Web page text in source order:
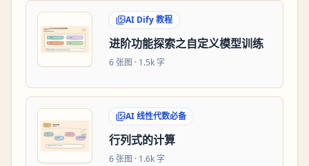
AI Dify 教程
进阶功能探索之自定义模型训练
6 张图 · 1.5k 字
AI 线性代数必备
行列式的计算
6 张图 · 1.6k 字